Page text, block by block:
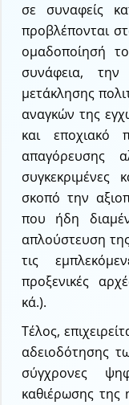
σε συναφείς
προβλέπονται
ομαδοποίησή
συνάφεια, την
μετάκλησης
αναγκών της
και εποχιακό
απαγόρευσης
συγκεκριμένες
σκοπό την
που ήδη
απλούστευση της
τις
προξενικές
κά.).
Τέλος,
αδειοδότησης
σύγχρονες
καθιέρωσης της